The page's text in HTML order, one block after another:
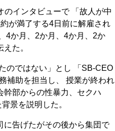
インタビューで 「故人が中
が満了する4日前に解雇され
4か月、2か月、4か月、2か
た。
のではない」とし 「SB-CEO
補助を担当し、 授業が終われ
幹部からの性暴力、セクハ
景を説明した。
に告げたがその後から集団で